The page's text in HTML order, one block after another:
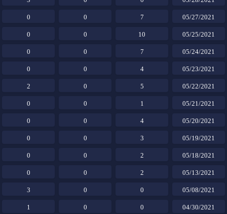
05/27/2021
7
0
0
05/25/2021
10
0
0
05/24/2021
7
0
0
05/23/2021
4
0
0
05/22/2021
5
0
2
05/21/2021
1
0
0
05/20/2021
4
0
0
05/19/2021
3
0
0
05/18/2021
2
0
0
05/13/2021
2
0
0
05/08/2021
0
0
3
04/30/2021
0
0
1